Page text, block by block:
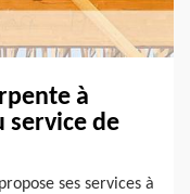
à
service de
ses services à